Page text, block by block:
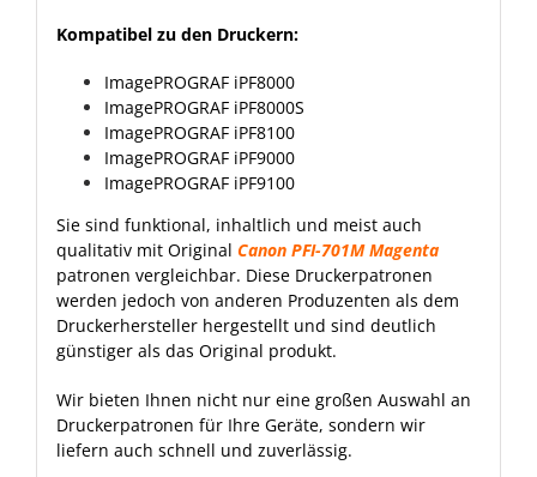
Kompatibel zu den Druckern:
ImagePROGRAF iPF8000
ImagePROGRAF iPF8000S
ImagePROGRAF iPF8100
ImagePROGRAF iPF9000
ImagePROGRAF iPF9100
Sie sind funktional, inhaltlich und meist auch
qualitativ mit Original Canon PFI-701M Magenta
patronen vergleichbar. Diese Druckerpatronen
werden jedoch von anderen Produzenten als dem
Druckerhersteller hergestellt und sind deutlich
günstiger als das Original produkt.
Wir bieten Ihnen nicht nur eine großen Auswahl an
Druckerpatronen für Ihre Geräte, sondern wir
liefern auch schnell und zuverlässig.